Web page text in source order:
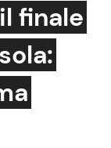
TV
finale